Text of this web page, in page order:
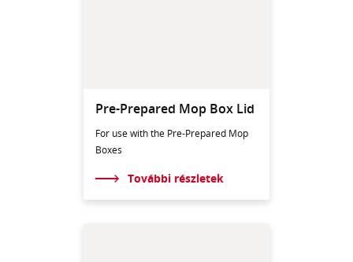
Pre-Prepared Mop Box Lid
For use with the Pre-Prepared Mop
Boxes
További részletek